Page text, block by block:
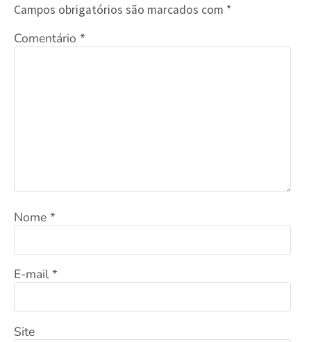
Campos obrigatórios são marcados com *
Comentário *
Nome *
E-mail *
Site